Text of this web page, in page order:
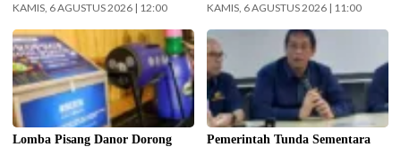
KAMIS, 6 AGUSTUS 2026 | 12:00
KAMIS, 6 AGUSTUS 2026 | 11:00
Pemkot Surabaya gelar Lomba
Pisang Danor. (Foto:
Surabaya.go.id)
Lomba Pisang Danor Dorong
Menteri Keuangan (Menkeu)
Purbaya Yudhi Sadewa.
(InfoPublik.id)
Pemerintah Tunda Sementara